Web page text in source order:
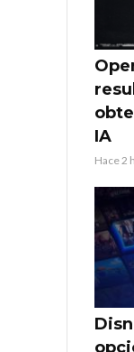
IA
Hace 2